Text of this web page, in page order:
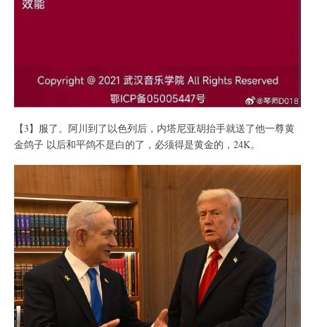
【3】服了。阿川到了以色列后，内塔尼亚胡抬手就送了他一尊黄
金鸽子 以后和平鸽不是白的了，必须得是黄金的，24K。